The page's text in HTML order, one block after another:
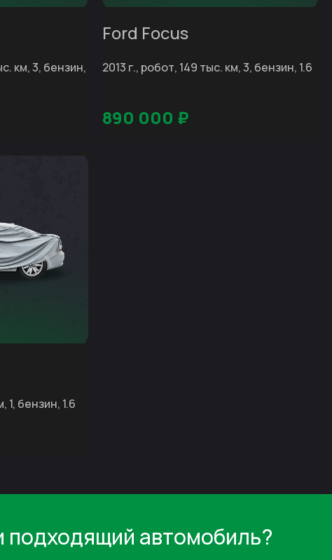
км, 3, бензин,
Ford Focus
2013 г., робот, 149 тыс. км, 3, бензин, 1.6
890 000 ₽
1, бензин, 1.6
подходящий автомобиль?